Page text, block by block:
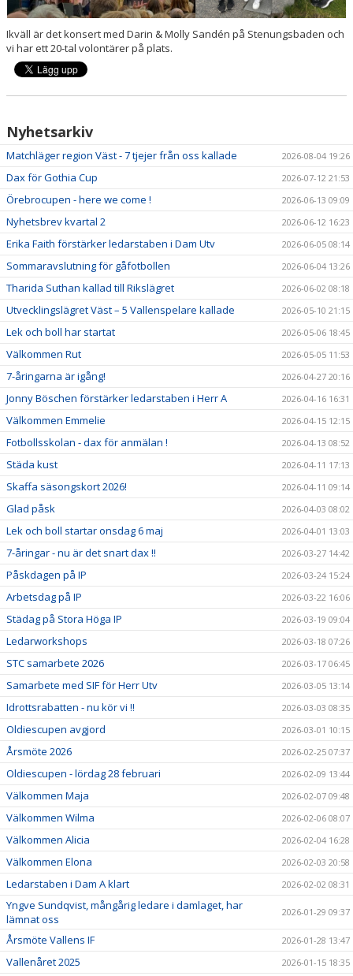
VALLENLEDARE
FÖRÄLDRAR
DOKUMENT
Ikväll är det konsert med Darin & Molly Sandén på Stenungsbaden och
vi har ett 20-tal volontärer på plats.
Nyhetsarkiv
Matchläger region Väst - 7 tjejer från oss kallade 2026-08-04 19:26
Dax för Gothia Cup 2026-07-12 21:53
Örebrocupen - here we come ! 2026-06-13 09:09
Nyhetsbrev kvartal 2 2026-06-12 16:23
Erika Faith förstärker ledarstaben i Dam Utv 2026-06-05 08:14
Sommaravslutning för gåfotbollen 2026-06-04 13:26
Tharida Suthan kallad till Rikslägret 2026-06-02 08:18
Utvecklingslägret Väst – 5 Vallenspelare kallade 2026-05-10 21:15
Lek och boll har startat 2026-05-06 18:45
Välkommen Rut 2026-05-05 11:53
7-åringarna är igång! 2026-04-27 20:16
Jonny Böschen förstärker ledarstaben i Herr A 2026-04-16 16:31
Välkommen Emmelie 2026-04-15 12:15
Fotbollsskolan - dax för anmälan ! 2026-04-13 08:52
Städa kust 2026-04-11 17:13
Skaffa säsongskort 2026! 2026-04-11 09:14
Glad påsk 2026-04-03 08:02
Lek och boll startar onsdag 6 maj 2026-04-01 13:03
7-åringar - nu är det snart dax !! 2026-03-27 14:42
Påskdagen på IP 2026-03-24 15:24
Arbetsdag på IP 2026-03-22 16:06
Städag på Stora Höga IP 2026-03-19 09:04
Ledarworkshops 2026-03-18 07:26
STC samarbete 2026 2026-03-17 06:45
Samarbete med SIF för Herr Utv 2026-03-05 13:14
Idrottsrabatten - nu kör vi !! 2026-03-03 08:35
Oldiescupen avgjord 2026-03-01 10:15
Årsmöte 2026 2026-02-25 07:37
Oldiescupen - lördag 28 februari 2026-02-09 13:44
Välkommen Maja 2026-02-07 09:48
Välkommen Wilma 2026-02-06 08:07
Välkommen Alicia 2026-02-04 16:28
Välkommen Elona 2026-02-03 20:58
Ledarstaben i Dam A klart 2026-02-02 08:31
Yngve Sundqvist, mångårig ledare i damlaget, har
lämnat oss
2026-01-29 09:37
Årsmöte Vallens IF 2026-01-28 13:47
Vallenåret 2025 2026-01-15 18:35